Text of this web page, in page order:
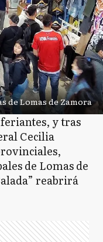
de Lomas de Zamora
y tras
Cecilia
de Lomas de
reabrirá